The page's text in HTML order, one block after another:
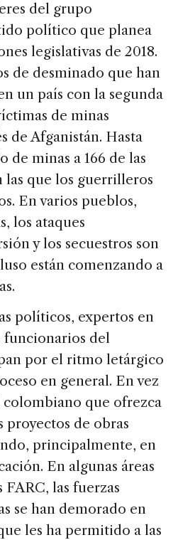
del grupo
político que planea
legislativas de 2018.
de desminado que han
un país con la segunda
de minas
de Afganistán. Hasta
de minas a 166 de las
las que los guerrilleros
En varios pueblos,
los ataques
y los secuestros son
están comenzando a
políticos, expertos en
funcionarios del
por el ritmo letárgico
en general. En vez
que ofrezca
proyectos de obras
principalmente, en
En algunas áreas
FARC, las fuerzas
se han demorado en
les ha permitido a las